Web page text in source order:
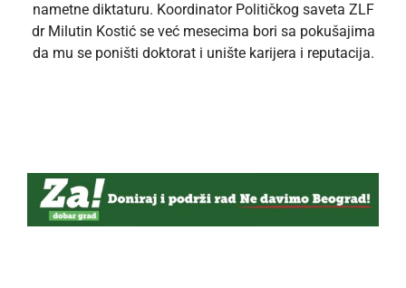
nametne diktaturu. Koordinator Političkog saveta ZLF
dr Milutin Kostić se već mesecima bori sa pokušajima
da mu se poništi doktorat i unište karijera i reputacija.